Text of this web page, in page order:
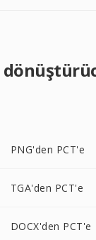
PNG'den PCT'e
TGA'den PCT'e
DOCX'den PCT'e